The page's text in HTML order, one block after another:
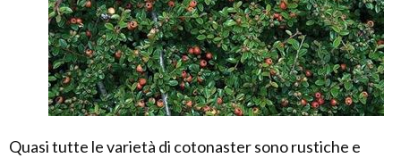
Quasi tutte le varietà di cotonaster sono rustiche e